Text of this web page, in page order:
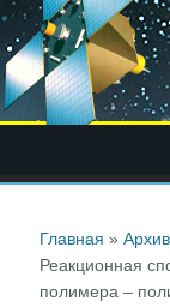
Главная »Архив
Реакционная
полимера –